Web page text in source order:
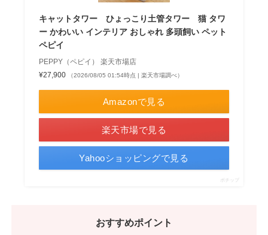
キャットタワー ひょっこり土管タワー 猫 タワ
ー かわいい インテリア おしゃれ 多頭飼い ペット
ペピイ
PEPPY（ペピイ） 楽天市場店
¥27,900
（2026/08/05 01:54時点 | 楽天市場調べ）
Amazonで見る
楽天市場で見る
Yahooショッピングで見る
ポチップ
おすすめポイント